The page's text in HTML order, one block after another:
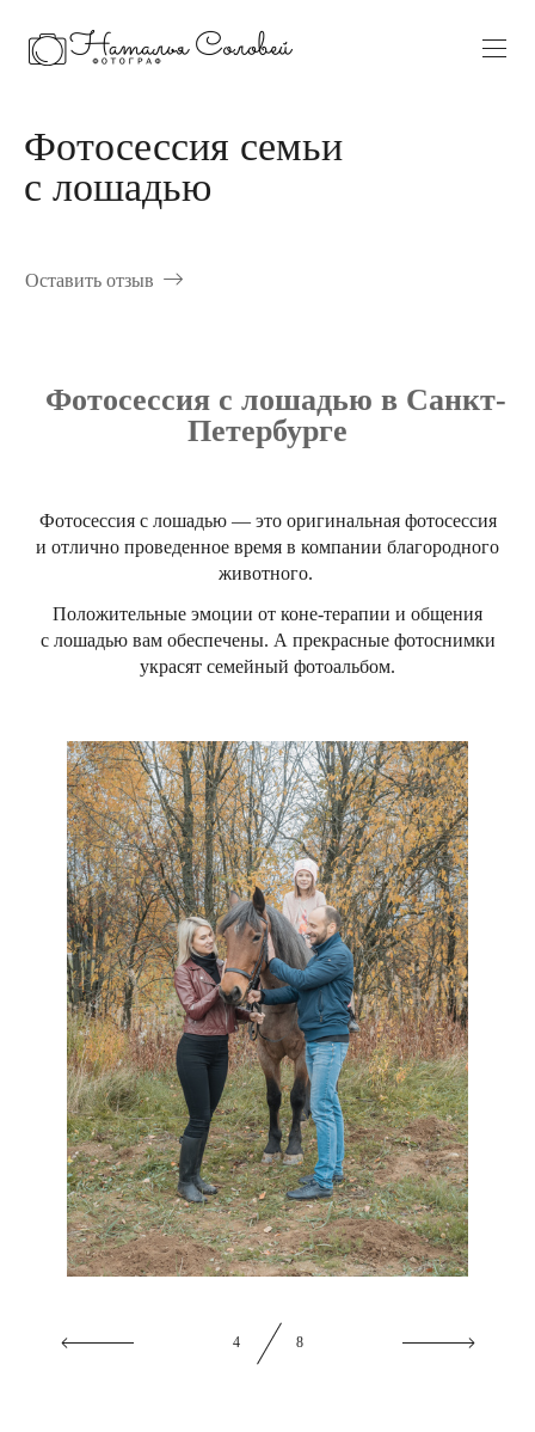
Фотосессия семьи
с лошадью
Оставить отзыв
Фотосессия с лошадью в Санкт-
Петербурге
Фотосессия с лошадью — это оригинальная фотосессия
и отлично проведенное время в компании благородного
животного.
Положительные эмоции от коне-терапии и общения
с лошадью вам обеспечены. А прекрасные фотоснимки
украсят семейный фотоальбом.
5 8